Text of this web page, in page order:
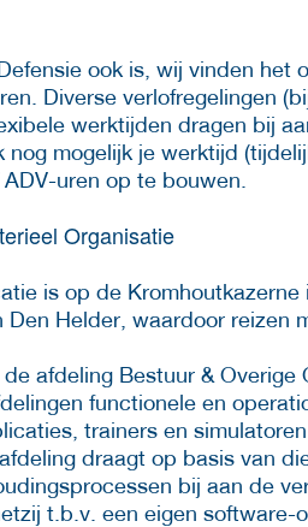
ook is, wij vinden het
Diverse verlofregelingen
werktijden dragen bij
nog mogelijk je werktijd
uren op te bouwen.
Organisatie
is op de
Den Helder, waardoor reizen
afdeling Bestuur & Overige
functionele en
trainers en
draagt op basis van
bij aan de
t.b.v. een eigen